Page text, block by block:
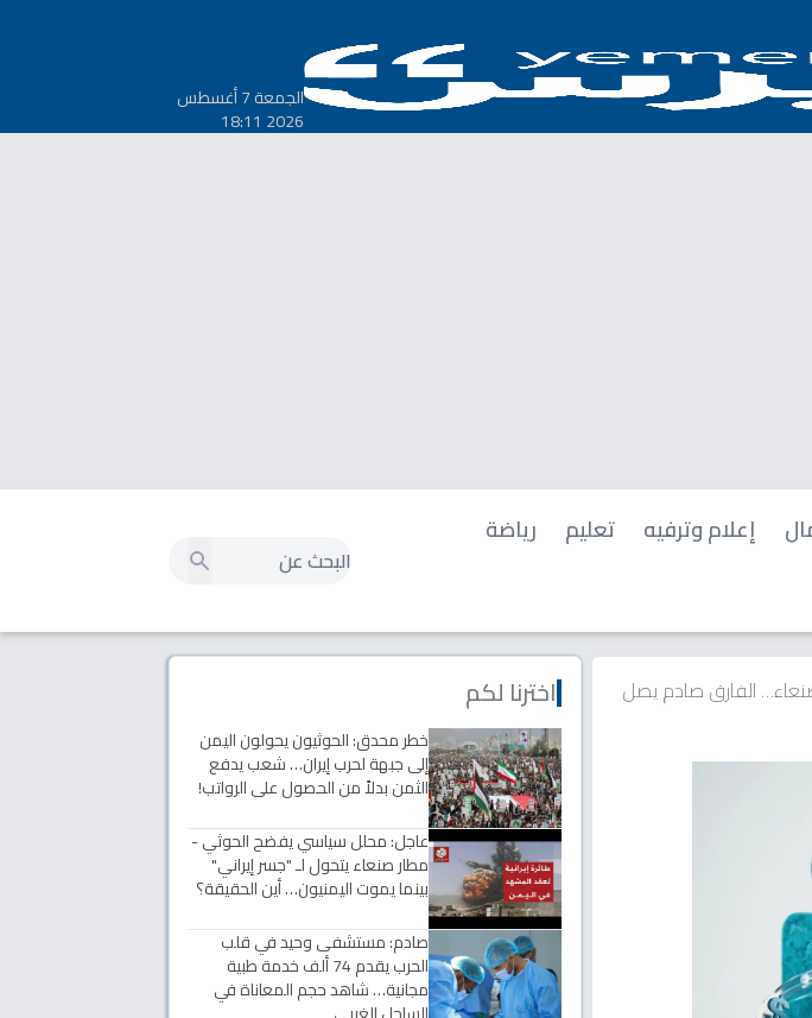
الجمعة 7 أغسطس
2026 18:11
إعلام وترفيه تعليم
رياضة
الفارق صادم يصل
اخترنا لكم
خطر محدق: الحوثيون يحولون اليمن
إلى جبهة لحرب إيران… شعب يدفع
الثمن بدلاً من الحصول على الرواتب!
عاجل: محلل سياسي يفضح الحوثي -
مطار صنعاء يتحول لـ "جسر إيراني"
بينما يموت اليمنيون… أين الحقيقة؟
صادم: مستشفى وحيد في قلب
الحرب يقدم 74 ألف خدمة طبية
مجانية… شاهد حجم المعاناة في